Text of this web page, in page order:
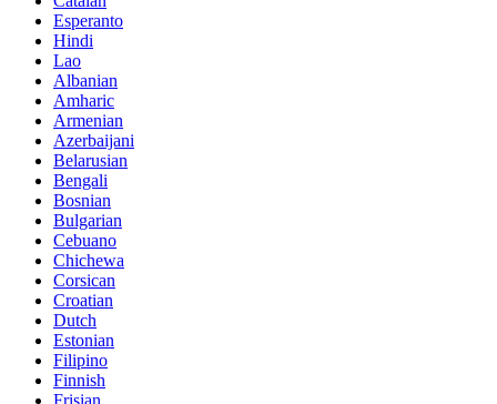
Esperanto
Hindi
Lao
Albanian
Amharic
Armenian
Azerbaijani
Belarusian
Bengali
Bosnian
Bulgarian
Cebuano
Chichewa
Corsican
Croatian
Dutch
Estonian
Filipino
Finnish
Frisian